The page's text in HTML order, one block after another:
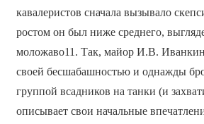
кавалеристов сначала вызывало
ростом он был ниже среднего,
моложаво11. Так, майор И.В.
своей бесшабашностью и однажды
группой всадников на танки (и
описывает свои начальные